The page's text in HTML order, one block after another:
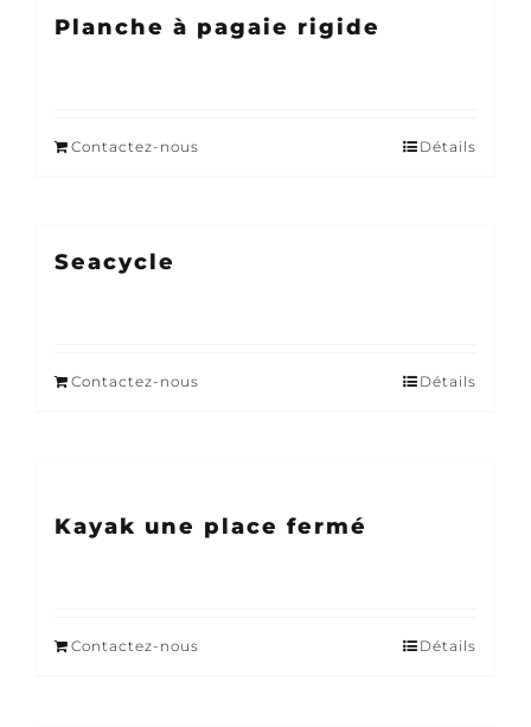
Planche à pagaie rigide
Contactez-nous Détails
Seacycle
Contactez-nous Détails
Kayak une place fermé
Contactez-nous Détails